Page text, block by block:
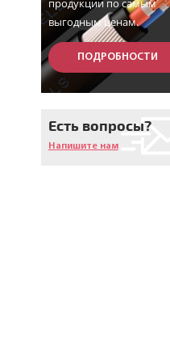
Кабели силовые, не
распространяющие
горение, с низким дымо- и
газовыделением
горение, с изоляцией и
композиций, не
продукции по самым
выгодным ценам.
ПОДРОБНОСТИ
Есть вопросы?
Напишите нам